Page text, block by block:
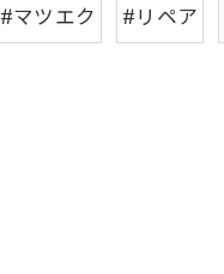
#マツエク #リペア